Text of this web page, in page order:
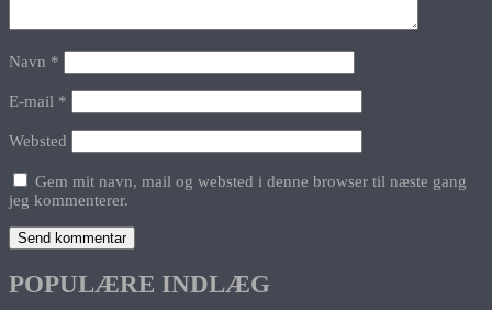
Navn *
E-mail *
Websted
Gem mit navn, mail og websted i denne browser til næste gang
jeg kommenterer.
POPULÆRE INDLÆG